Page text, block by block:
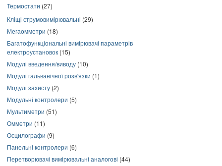
Термостати (27)
Кліщі струмовимірювальні (29)
Мегаомметри (18)
Багатофункціональні вимірювачі параметрів
електроустановок (15)
Модулі введення/виводу (10)
Модулі гальванічної розв'язки (1)
Модулі захисту (2)
Модульні контролери (5)
Мультиметри (51)
Омметри (11)
Осцилографи (9)
Панельні контролери (6)
Перетворювачі вимірювальні аналогові (44)